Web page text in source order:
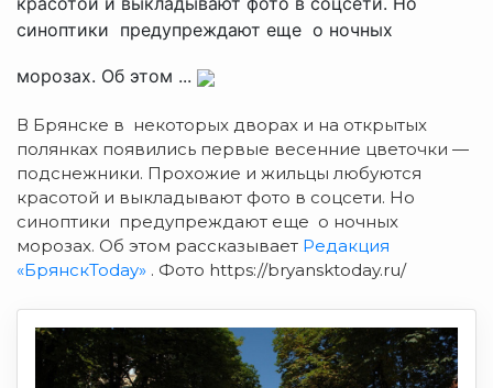
синоптики предупреждают еще о ночных
морозах. Об этом ...
В Брянске в некоторых дворах и на открытых
полянках появились первые весенние цветочки —
подснежники. Прохожие и жильцы любуются
красотой и выкладывают фото в соцсети. Но
синоптики предупреждают еще о ночных
морозах. Об этом рассказывает Редакция
«БрянскToday» . Фото https://bryansktoday.ru/